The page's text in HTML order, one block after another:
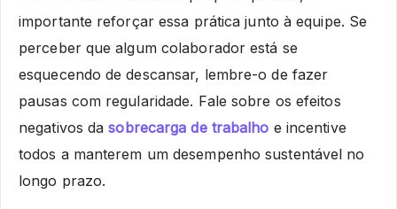
importante reforçar essa prática junto à equipe. Se
perceber que algum colaborador está se
esquecendo de descansar, lembre-o de fazer
pausas com regularidade. Fale sobre os efeitos
negativos dasobrecarga de trabalho e incentive
todos a manterem um desempenho sustentável no
longo prazo.